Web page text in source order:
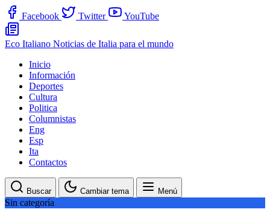
Facebook Twitter YouTube
Eco Italiano Noticias de Italia para el mundo
Inicio
Información
Deportes
Cultura
Politica
Columnistas
Eng
Esp
Ita
Contactos
Buscar Cambiar tema Menú
Sin categoría